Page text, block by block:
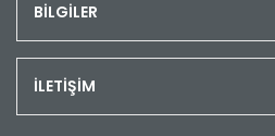
BİLGİLER
İLETİŞİM